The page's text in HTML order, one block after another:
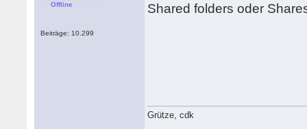
Offline
Beiträge: 10.299
Shared folders oder
Grütze, cdk